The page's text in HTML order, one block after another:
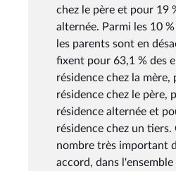
chez le père et pour 19
alternée. Parmi les 10
les parents sont en
fixent pour 63,1 % des
résidence chez la mère,
résidence chez le père,
résidence alternée et
résidence chez un
nombre très important
accord, dans